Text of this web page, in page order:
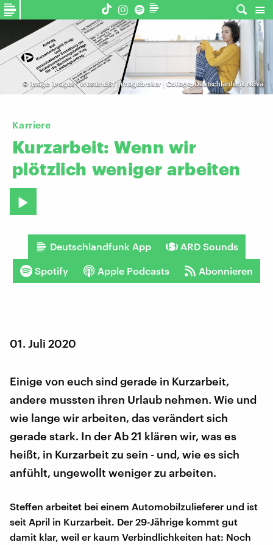
© imago images | Westend61 | imagebroker | Collage: Deutschlanfunk Nova
Karriere
Kurzarbeit: Wenn wir
plötzlich weniger arbeiten
Deutschlandfunk App ARD Sounds
Spotify Apple Podcasts Abonnieren
01. Juli 2020
Einige von euch sind gerade in Kurzarbeit,
andere mussten ihren Urlaub nehmen. Wie und
wie lange wir arbeiten, das verändert sich
gerade stark. In der Ab 21 klären wir, was es
heißt, in Kurzarbeit zu sein - und, wie es sich
anfühlt, ungewollt weniger zu arbeiten.
Steffen arbeitet bei einem Automobilzulieferer und ist
seit April in Kurzarbeit. Der 29-Jährige kommt gut
damit klar, weil er kaum Verbindlichkeiten hat: Noch